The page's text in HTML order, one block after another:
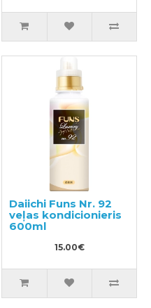
Daiichi Funs Nr. 92
veļas kondicionieris
600ml
15.00€